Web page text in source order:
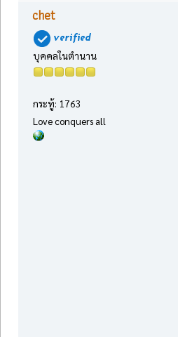
chet
บุคคลในตำนาน
กระทู้: 1763
Love conquers all